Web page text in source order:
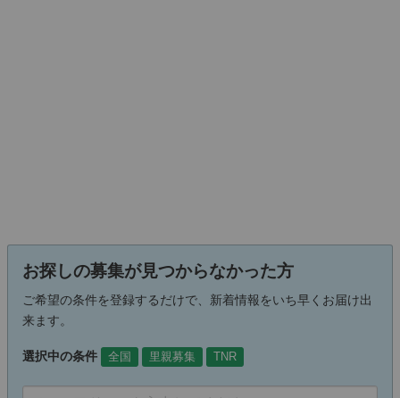
お探しの募集が見つからなかった方
ご希望の条件を登録するだけで、新着情報をいち早くお届け出
来ます。
選択中の条件 全国 里親募集 TNR